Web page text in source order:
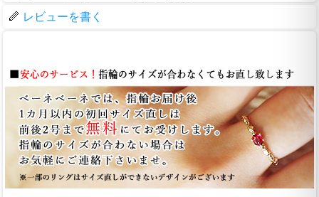
レビューを書く